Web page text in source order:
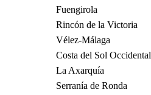
Fuengirola
Rincón de la Victoria
Vélez-Málaga
Costa del Sol Occidental
La Axarquía
Serranía de Ronda